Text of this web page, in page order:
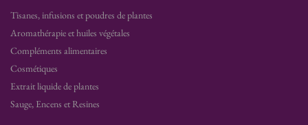
Tisanes, infusions et poudres de plantes
Aromathérapie et huiles végétales
Compléments alimentaires
Cosmétiques
Extrait liquide de plantes
Sauge, Encens et Resines